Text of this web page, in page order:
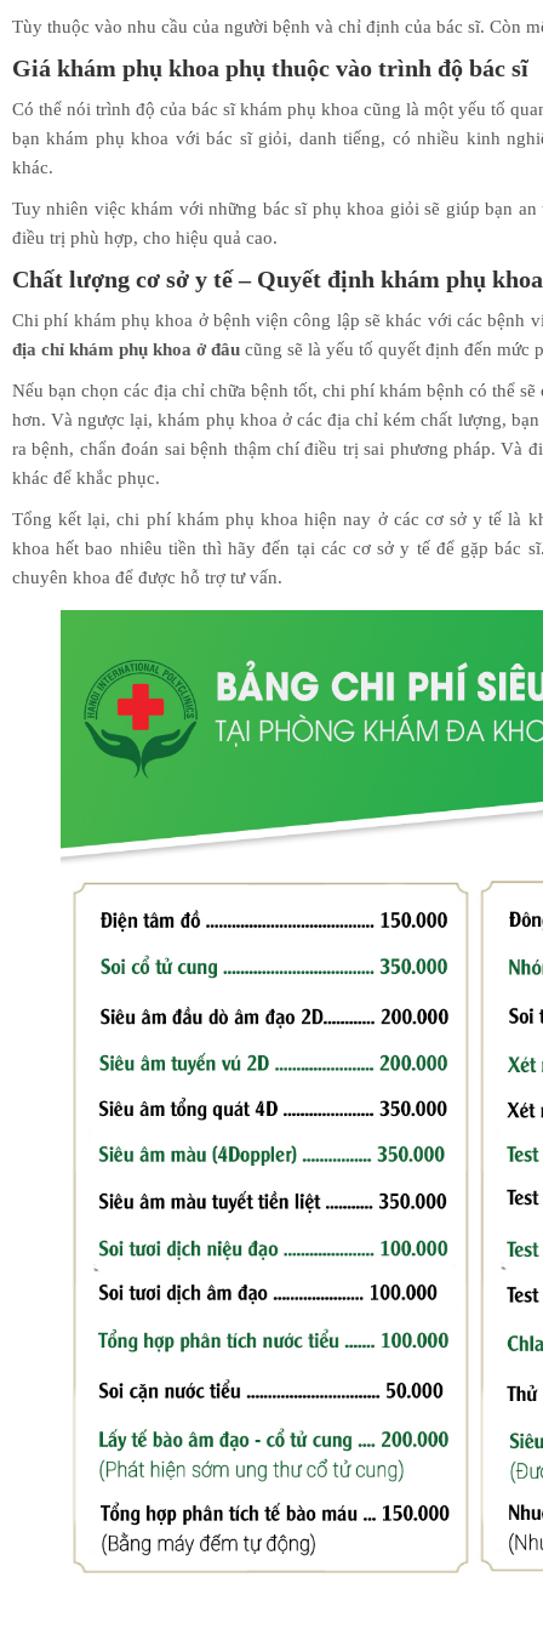
Tùy thuộc vào nhu cầu của người bệnh và chỉ định của bác sĩ. Còn
Giá khám phụ khoa phụ thuộc vào trình độ bác sĩ
Có thể nói trình độ của bác sĩ khám phụ khoa cũng là một yếu tố
bạn khám phụ khoa với bác sĩ giỏi, danh tiếng, có nhiều kinh
khác.
Tuy nhiên việc khám với những bác sĩ phụ khoa giỏi sẽ giúp bạn
điều trị phù hợp, cho hiệu quả cao.
Chất lượng cơ sở y tế – Quyết định khám phụ
Chi phí khám phụ khoa ở bệnh viện công lập sẽ khác với các bệnh
địa chỉ khám phụ khoa ở đâu cũng sẽ là yếu tố quyết định đến mức
Nếu bạn chọn các địa chỉ chữa bệnh tốt, chi phí khám bệnh có thể
hơn. Và ngược lại, khám phụ khoa ở các địa chỉ kém chất lượng,
ra bệnh, chẩn đoán sai bệnh thậm chí điều trị sai phương pháp. Và
khác để khắc phục.
Tổng kết lại, chi phí khám phụ khoa hiện nay ở các cơ sở y tế là
khoa hết bao nhiêu tiền thì hãy đến tại các cơ sở y tế để gặp bác
chuyên khoa để được hỗ trợ tư vấn.